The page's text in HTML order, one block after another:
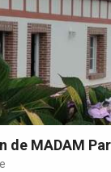
de MADAM